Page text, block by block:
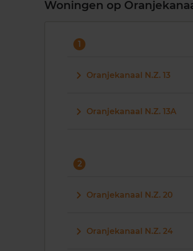
Woningen op
1
Oranjekanaal N.Z. 13
Oranjekanaal N.Z. 13A
2
Oranjekanaal N.Z. 20
Oranjekanaal N.Z. 24